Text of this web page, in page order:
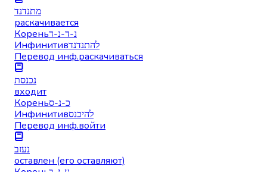
מתנדנד
раскачивается
Кореньנ-ד-נ-ד
Инфинитивלהתנדנד
Перевод инф.раскачиваться
נכנסת
входит
Кореньכ-נ-ס
Инфинитивלהיכנס
Перевод инф.войти
נעזב
оставлен (его оставляют)